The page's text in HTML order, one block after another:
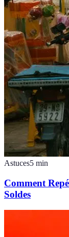
Astuces5 min
Comment
Soldes